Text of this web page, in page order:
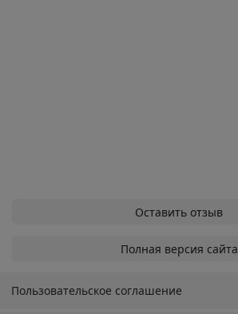
Оставить отзыв
Полная версия сайта
Пользовательское соглашение